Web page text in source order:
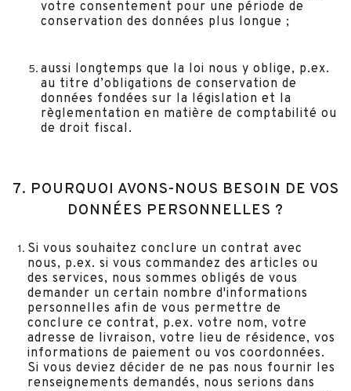
votre consentement pour une période de
conservation des données plus longue ;
aussi longtemps que la loi nous y oblige, p.ex.
au titre d’obligations de conservation de
données fondées sur la législation et la
règlementation en matière de comptabilité ou
de droit fiscal.
7. POURQUOI AVONS-NOUS BESOIN DE VOS
DONNÉES PERSONNELLES ?
Si vous souhaitez conclure un contrat avec
nous, p.ex. si vous commandez des articles ou
des services, nous sommes obligés de vous
demander un certain nombre d'informations
personnelles afin de vous permettre de
conclure ce contrat, p.ex. votre nom, votre
adresse de livraison, votre lieu de résidence, vos
informations de paiement ou vos coordonnées.
Si vous deviez décider de ne pas nous fournir les
renseignements demandés, nous serions dans